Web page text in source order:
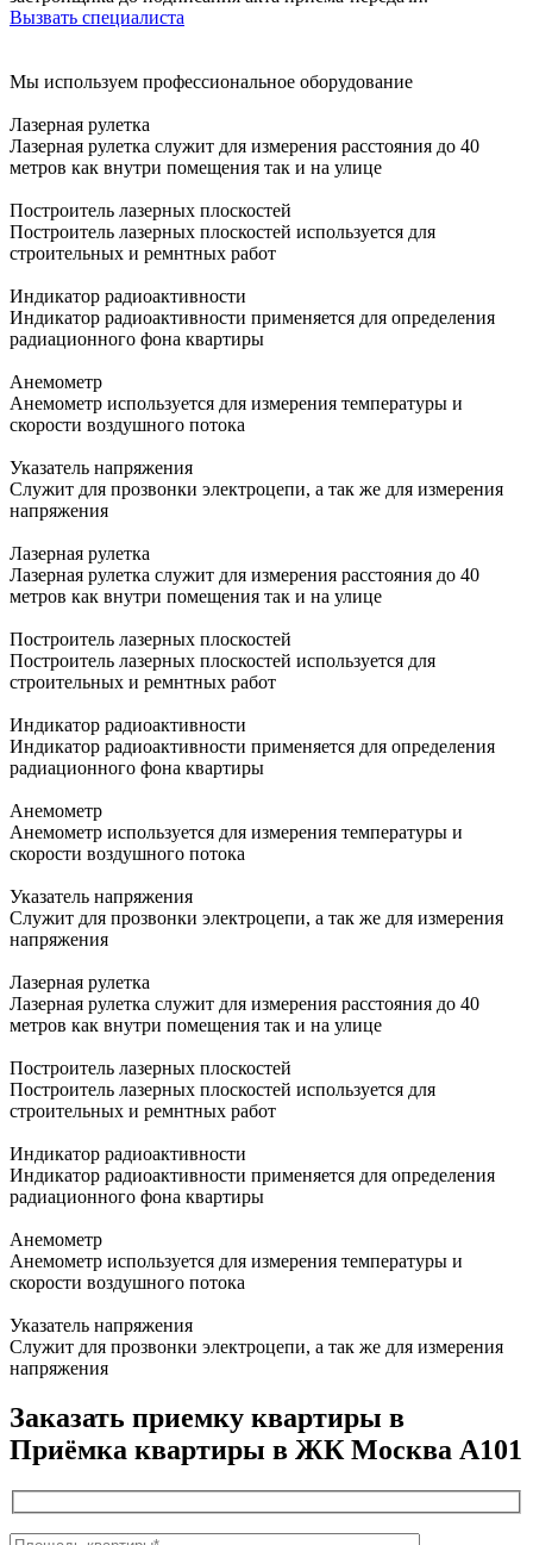
Вызвать специалиста
Мы используем профессиональное оборудование
Лазерная рулетка
Лазерная рулетка служит для измерения расстояния до 40
метров как внутри помещения так и на улице
Построитель лазерных плоскостей
Построитель лазерных плоскостей используется для
строительных и ремнтных работ
Индикатор радиоактивности
Индикатор радиоактивности применяется для определения
радиационного фона квартиры
Анемометр
Анемометр используется для измерения температуры и
скорости воздушного потока
Указатель напряжения
Служит для прозвонки электроцепи, а так же для измерения
напряжения
Лазерная рулетка
Лазерная рулетка служит для измерения расстояния до 40
метров как внутри помещения так и на улице
Построитель лазерных плоскостей
Построитель лазерных плоскостей используется для
строительных и ремнтных работ
Индикатор радиоактивности
Индикатор радиоактивности применяется для определения
радиационного фона квартиры
Анемометр
Анемометр используется для измерения температуры и
скорости воздушного потока
Указатель напряжения
Служит для прозвонки электроцепи, а так же для измерения
напряжения
Лазерная рулетка
Лазерная рулетка служит для измерения расстояния до 40
метров как внутри помещения так и на улице
Построитель лазерных плоскостей
Построитель лазерных плоскостей используется для
строительных и ремнтных работ
Индикатор радиоактивности
Индикатор радиоактивности применяется для определения
радиационного фона квартиры
Анемометр
Анемометр используется для измерения температуры и
скорости воздушного потока
Указатель напряжения
Служит для прозвонки электроцепи, а так же для измерения
напряжения
Заказать приемку квартиры в
Приёмка квартиры в ЖК Москва А101